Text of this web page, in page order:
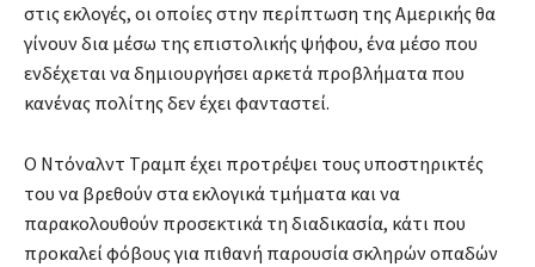
στις εκλογές, οι οποίες στην περίπτωση της Αμερικής θα
γίνουν δια μέσω της επιστολικής ψήφου, ένα μέσο που
ενδέχεται να δημιουργήσει αρκετά προβλήματα που
κανένας πολίτης δεν έχει φανταστεί.
Ο Ντόναλντ Τραμπ έχει προτρέψει τους υποστηρικτές
του να βρεθούν στα εκλογικά τμήματα και να
παρακολουθούν προσεκτικά τη διαδικασία, κάτι που
προκαλεί φόβους για πιθανή παρουσία σκληρών οπαδών